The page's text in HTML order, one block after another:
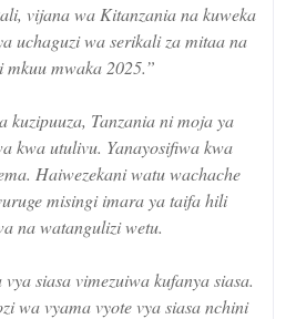
vijana wa Kitanzania na kuweka
uchaguzi wa serikali za mitaa na
mkuu mwaka 2025.”
kuzipuuza, Tanzania ni moja ya
kwa utulivu. Yanayosifiwa kwa
Haiwezekani watu wachache
misingi imara ya taifa hili
na watangulizi wetu.
siasa vimezuiwa kufanya siasa.
wa vyama vyote vya siasa nchini